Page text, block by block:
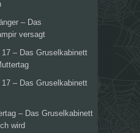
– Das
versagt
– Das Gruselkabinett
– Das Gruselkabinett
– Das Gruselkabinett
wird